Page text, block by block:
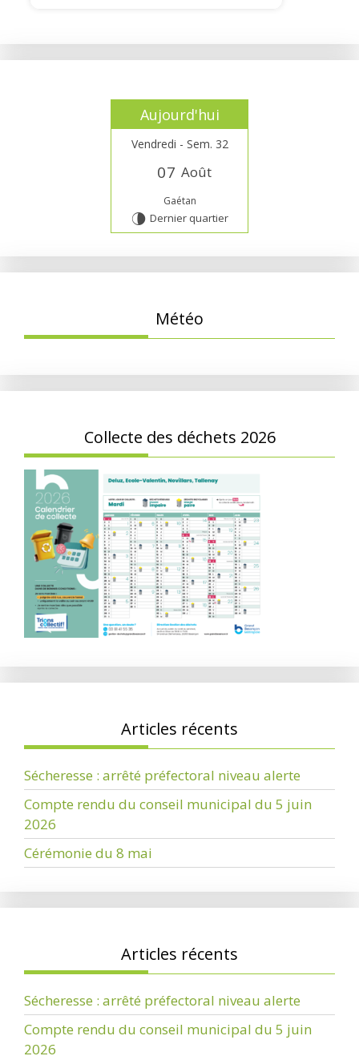
Aujourd'hui
Vendredi - Sem. 32
07 Août
Gaétan
U Dernier quartier
Météo
Collecte des déchets 2026
Articles récents
Sécheresse : arrêté préfectoral niveau alerte
Compte rendu du conseil municipal du 5 juin
2026
Cérémonie du 8 mai
Articles récents
Sécheresse : arrêté préfectoral niveau alerte
Compte rendu du conseil municipal du 5 juin
2026